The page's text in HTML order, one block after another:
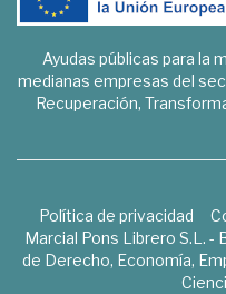
Ayudas públicas para la
medianas empresas del
Recuperación,
Política de privacidad
Marcial Pons Librero S.L. -
de Derecho, Economía,